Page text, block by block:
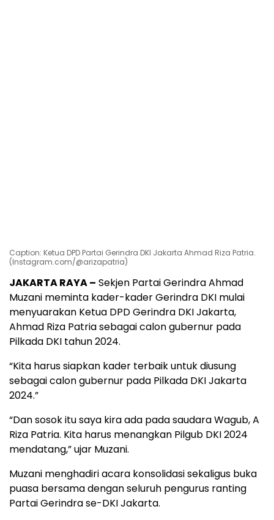
Caption: Ketua DPD Partai Gerindra DKI Jakarta Ahmad Riza Patria.
(Instagram.com/@arizapatria)
JAKARTA RAYA – Sekjen Partai Gerindra Ahmad
Muzani meminta kader-kader Gerindra DKI mulai
menyuarakan Ketua DPD Gerindra DKI Jakarta,
Ahmad Riza Patria sebagai calon gubernur pada
Pilkada DKI tahun 2024.
“Kita harus siapkan kader terbaik untuk diusung
sebagai calon gubernur pada Pilkada DKI Jakarta
2024.”
“Dan sosok itu saya kira ada pada saudara Wagub, A
Riza Patria. Kita harus menangkan Pilgub DKI 2024
mendatang,” ujar Muzani.
Muzani menghadiri acara konsolidasi sekaligus buka
puasa bersama dengan seluruh pengurus ranting
Partai Gerindra se-DKI Jakarta.